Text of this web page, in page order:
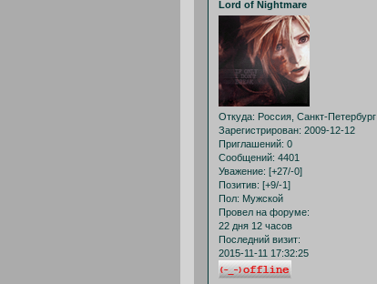
Lord of Nightmare
Откуда: Россия, Санкт-Петербург
Зарегистрирован: 2009-12-12
Приглашений: 0
Сообщений: 4401
Уважение: [+27/-0]
Позитив: [+9/-1]
Пол: Мужской
Провел на форуме:
22 дня 12 часов
Последний визит:
2015-11-11 17:32:25